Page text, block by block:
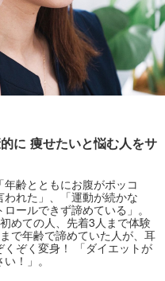
に 痩せたいと悩む人をサ
年齢とともにお腹がポッコ
れた」、「運動が続かな
ールできず諦めている」。
めての人、先着3人まで体験
で年齢で諦めていた人が、耳
ぞく変身！ 「ダイエットが
！」。